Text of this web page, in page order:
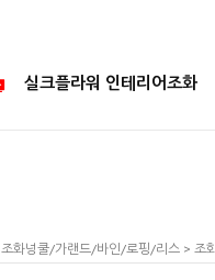
실크플라워 인테리어조화
조화넝쿨/가랜드/바인/로핑/리스 > 조